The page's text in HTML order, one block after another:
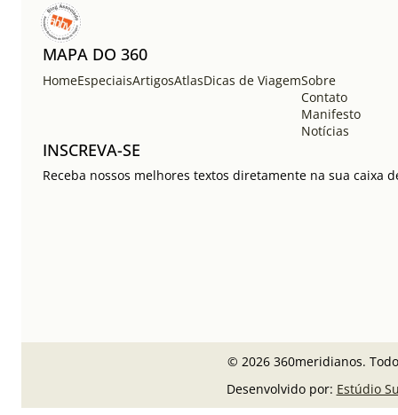
MAPA DO 360
HomeEspeciaisArtigosAtlasDicas de ViagemSobre
Contato
Manifesto
Notícias
INSCREVA-SE
Receba nossos melhores textos diretamente na sua caixa
© 2026 360meridianos.
Desenvolvido por: Estúdio